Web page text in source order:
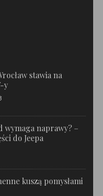
stawia na
y
wymaga naprawy? –
do Jeepa
kuszą pomysłami